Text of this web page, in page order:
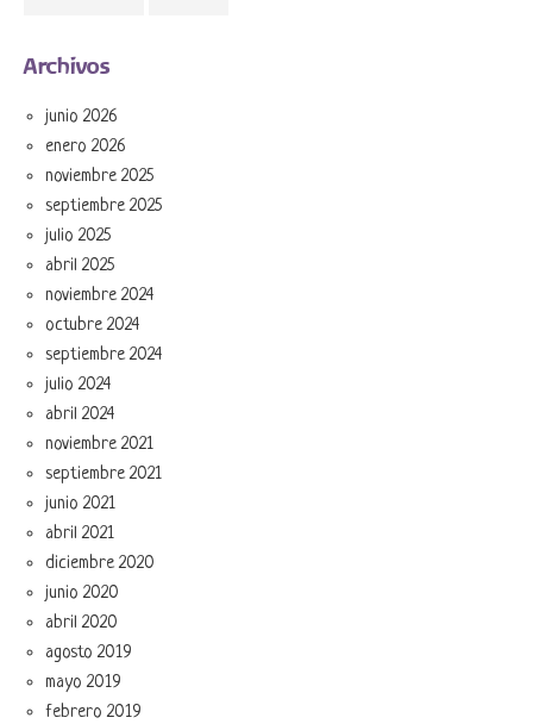
Archivos
junio 2026
enero 2026
noviembre 2025
septiembre 2025
julio 2025
abril 2025
noviembre 2024
octubre 2024
septiembre 2024
julio 2024
abril 2024
noviembre 2021
septiembre 2021
junio 2021
abril 2021
diciembre 2020
junio 2020
abril 2020
agosto 2019
mayo 2019
febrero 2019